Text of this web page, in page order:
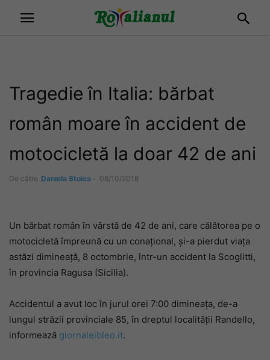
Tragedie în Italia: bărbat
român moare în accident de
motocicletă la doar 42 de ani
De către Daniela Stoica - 08/10/2018
Un bărbat român în vârstă de 42 de ani, care călătorea pe o
motocicletă împreună cu un conațional, și-a pierdut viața
astăzi dimineață, 8 octombrie, într-un accident la Scoglitti,
în provincia Ragusa (Sicilia).
Accidentul a avut loc în jurul orei 7:00 dimineața, de-a
lungul străzii provinciale 85, în dreptul localității Randello,
informează giornaleibleo.it.